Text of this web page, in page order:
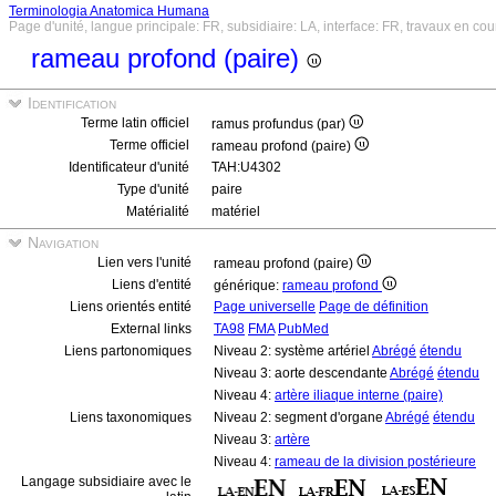
Terminologia Anatomica Humana
Page d'unité, langue principale: FR, subsidiaire: LA, interface: FR, travaux en
rameau profond (paire)
Identification
Terme latin officiel
ramus profundus (par)
Terme officiel
rameau profond (paire)
Identificateur d'unité
TAH:U4302
Type d'unité
paire
Matérialité
matériel
Navigation
Lien vers l'unité
rameau profond (paire)
Liens d'entité
générique: rameau profond
Liens orientés entité
Page universelle Page de définition
External links
TA98 FMA PubMed
Liens partonomiques
Niveau 2: système artériel Abrégé étendu
Niveau 3: aorte descendante Abrégé étendu
Niveau 4: artère iliaque interne (paire)
Liens taxonomiques
Niveau 2: segment d'organe Abrégé étendu
Niveau 3: artère
Niveau 4: rameau de la division postérieure
Langage subsidiaire avec le